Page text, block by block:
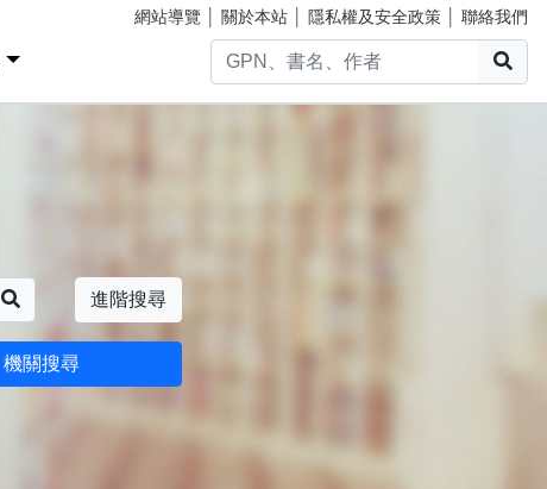
網站導覽 關於本站 隱私權及安全政策 聯絡我們
進階搜尋
機關搜尋